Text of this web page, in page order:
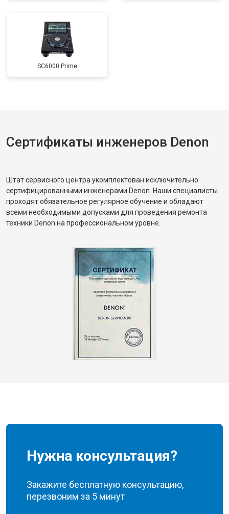
SC6000 Prime
Сертификаты инженеров Denon
Штат сервисного центра укомплектован исключительно
сертифицированными инженерами Denon. Наши специалисты
проходят обязательное регулярное обучение и обладают
всеми необходимыми допусками для проведения ремонта
техники Denon на профессиональном уровне.
Нужна консультация?
Закажите бесплатную консультацию,
перезвоним за 5 минут